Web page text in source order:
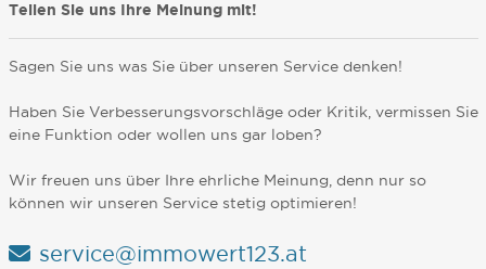
Teilen Sie uns Ihre Meinung mit!
Sagen Sie uns was Sie über unseren Service denken!
Haben Sie Verbesserungsvorschläge oder Kritik, vermissen Sie
eine Funktion oder wollen uns gar loben?
Wir freuen uns über Ihre ehrliche Meinung, denn nur so
können wir unseren Service stetig optimieren!
service@immowert123.at